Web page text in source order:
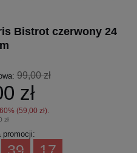
Bistrot czerwony 24
99,00 zł
zł
60% (59,00 zł).
zł
promocji: